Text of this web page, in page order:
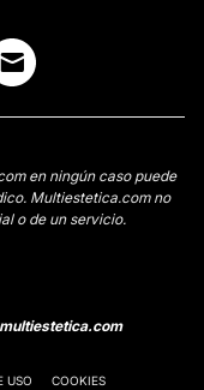
en ningún caso puede
Multiestetica.com no
o de un servicio.
USO COOKIES